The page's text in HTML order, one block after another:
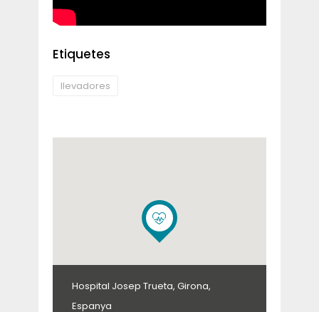
Etiquetes
llevadores
Hospital Josep Trueta, Girona,
Espanya